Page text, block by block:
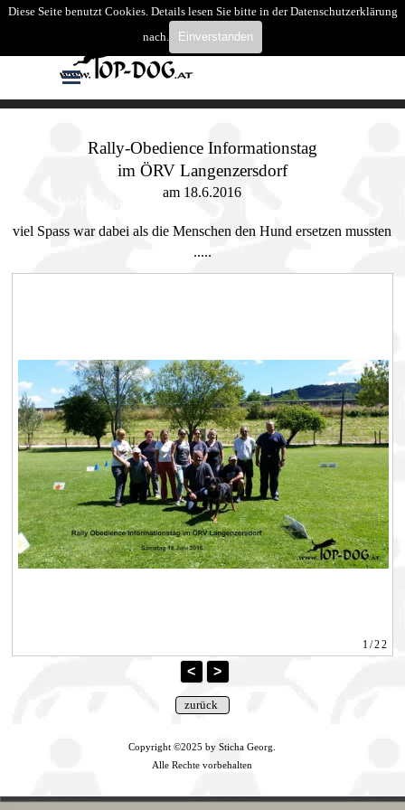
Diese Seite benutzt Cookies. Details lesen Sie bitte in der Datenschutzerklärung
nach.
Einverstanden
Direkt zum Seiteninhalt
Menü überspringen
Suchen
Rally-Obedience Informationstag
im ÖRV Langenzersdorf
am 18.6.2016
viel Spass war dabei als die Menschen den Hund ersetzen mussten
.....
1/22
< >
Copyright ©2025 by Sticha Georg.
Alle Rechte vorbehalten